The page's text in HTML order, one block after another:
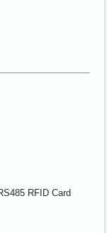
RFID Card